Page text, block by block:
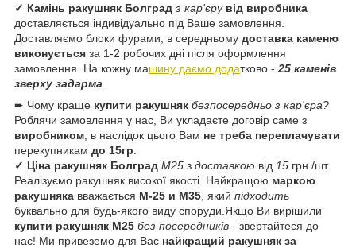
✓ Камінь ракушняк Болград з кар'єрувід виробника
доставляється індивідуально під Ваше замовлення.
Доставляємо блоки фурами, в середньому доставка каменю
виконується за 1-2 робочих дні після оформлення
замовлення. На кожну машину даємо додатково - 25 каменів
зверху задарма
➨ Чому краще купити ракушняк безпосередньо з кар'єра?
Роблячи замовлення у нас, Ви укладаєте договір саме з
виробником , в наслідок цього Вам не треба переплачувати
перекупникам до 15гр
✓ Ціна ракушняк Болград М25 з доставкою від 15 грн./шт.
Реалізуємо ракушняк високої якості. Найкращою маркою
ракушняка вважається М-25 и М35 , який підходить
буквально для будь-якого виду споруди.Якщо Ви вирішили
купити ракушняк М25 без посередників - звертайтеся до
нас! Ми привеземо для Вас найкращий ракушняк за